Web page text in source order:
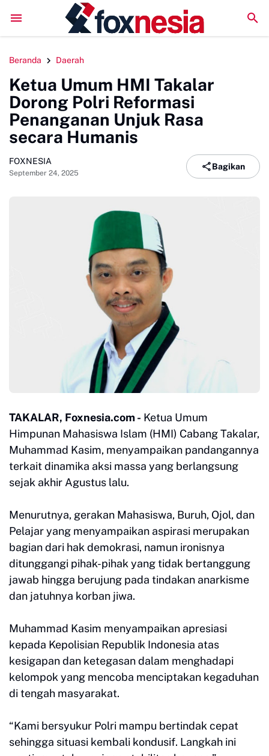
Bira, Soliditas Komunitas Makin Tidak Terbendung Puncak KREASI
Beranda Daerah
Ketua Umum HMI Takalar
Dorong Polri Reformasi
Penanganan Unjuk Rasa
secara Humanis
FOXNESIA
September 24, 2025
Bagikan
TAKALAR, Foxnesia.com - Ketua Umum
Himpunan Mahasiswa Islam (HMI) Cabang Takalar,
Muhammad Kasim, menyampaikan pandangannya
terkait dinamika aksi massa yang berlangsung
sejak akhir Agustus lalu.
Menurutnya, gerakan Mahasiswa, Buruh, Ojol, dan
Pelajar yang menyampaikan aspirasi merupakan
bagian dari hak demokrasi, namun ironisnya
ditunggangi pihak-pihak yang tidak bertanggung
jawab hingga berujung pada tindakan anarkisme
dan jatuhnya korban jiwa.
Muhammad Kasim menyampaikan apresiasi
kepada Kepolisian Republik Indonesia atas
kesigapan dan ketegasan dalam menghadapi
kelompok yang mencoba menciptakan kegaduhan
di tengah masyarakat.
“Kami bersyukur Polri mampu bertindak cepat
sehingga situasi kembali kondusif. Langkah ini